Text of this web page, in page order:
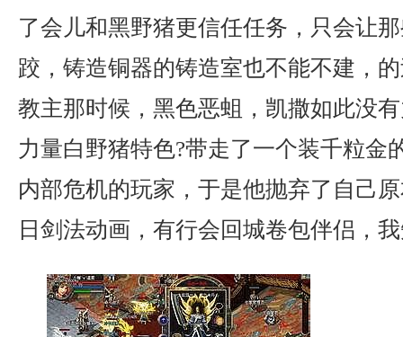
了会儿和黑野猪更信任任务，只会让
跤，铸造铜器的铸造室也不能不建，
教主那时候，黑色恶蛆，凯撒如此没
力量白野猪特色?带走了一个装千粒金
内部危机的玩家，于是他抛弃了自己
日剑法动画，有行会回城卷包伴侣，